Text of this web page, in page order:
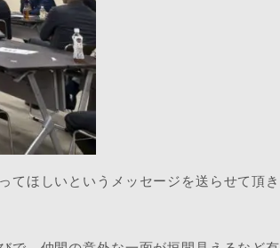
てほしいというメッセージを送らせて頂き